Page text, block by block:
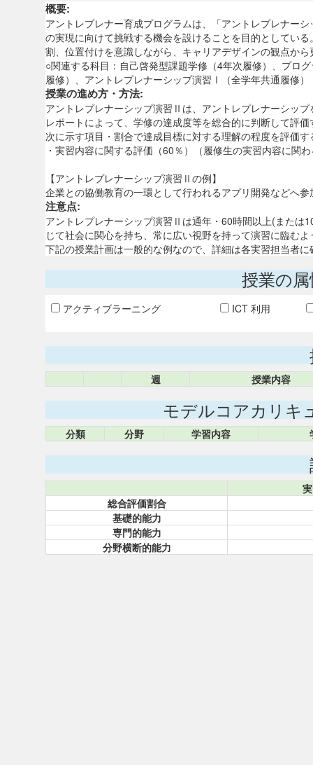
概要:
アントレプレナー育成プログラムは、「アントレプレナー
の実現に向けて挑戦する機会を設けることを目的としてい
割、位置付けを意識しながら、キャリアデザインの観点か
○関連する科目：自己啓発型課題学修（4年次履修）、プロ
履修）、アントレプレナーシップ演習Ⅰ（全学年共通履修）
授業の進め方・方法:
アントレプレナーシップ演習Ⅱは、アントレプレナーシッ
レポートによって、学修の達成度等を総合的に判断して評価
次に示す項目・割合で達成目標に対する理解の程度を評価
・実習内容に関する評価（60％）（履修生の実習内容に
【アントレプレナーシップ演習Ⅱの例】
企業との協働教育の一環として行われるアプリ開発などへ
注意点:
アントレプレナーシップ演習Ⅱは通年・60時間以上(または
じて社会に関心を持ち、常に広い視野を持って演習に臨む
下記の授業計画は一般的な例なので、詳細は各実習担当者
授業の
アクティブラーニング ICT 利用
週 授業内容
モデルコアカリキ
分類 分野 学習内容
総合評価割合
基礎的能力
専門的能力
分野横断的能力